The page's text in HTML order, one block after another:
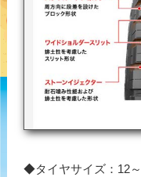
◆タイヤサイズ：12